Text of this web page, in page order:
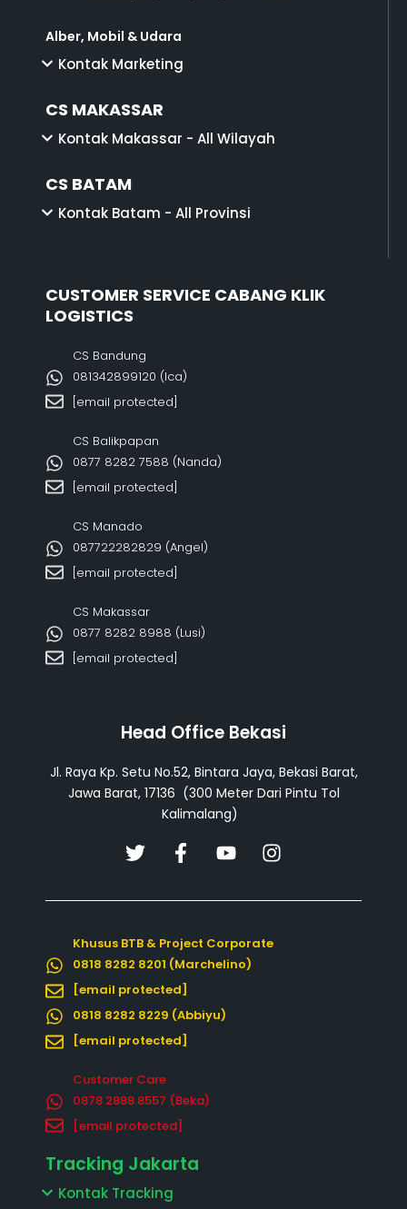
Alber, Mobil & Udara
Kontak Marketing
CS MAKASSAR
Kontak Makassar - All Wilayah
CS BATAM
Kontak Batam - All Provinsi
CUSTOMER SERVICE CABANG KLIK
LOGISTICS
CS Bandung
081342899120‬ (Ica)
[email protected]
CS Balikpapan
0877 8282 7588 (Nanda)
[email protected]
CS Manado
087722282829 (Angel)
[email protected]
CS Makassar
0877 8282 8988 (Lusi)
[email protected]
Head Office Bekasi
Jl. Raya Kp. Setu No.52, Bintara Jaya, Bekasi Barat,
Jawa Barat, 17136 (300 Meter Dari Pintu Tol
Kalimalang)
T
e
r
F
o
o
k
-
f
Y
b
e
I
g
Khusus BTB & Project Corporate
0818 8282 8201 (Marchelino)
[email protected]
0818 8282 8229 (Abbiyu)
[email protected]
Customer Care
0878 2888 8557‬ (Beka)
[email protected]
Tracking Jakarta
Kontak Tracking